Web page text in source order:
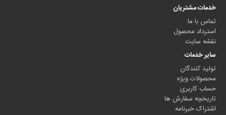
خدمات مشتریان
تماس با ما
استرداد محصول
نقشه سایت
سایر خدمات
تولید کنندگان
محصولات ویژه
حساب کاربری
تاریخچه سفارش ها
اشتراک خبرنامه